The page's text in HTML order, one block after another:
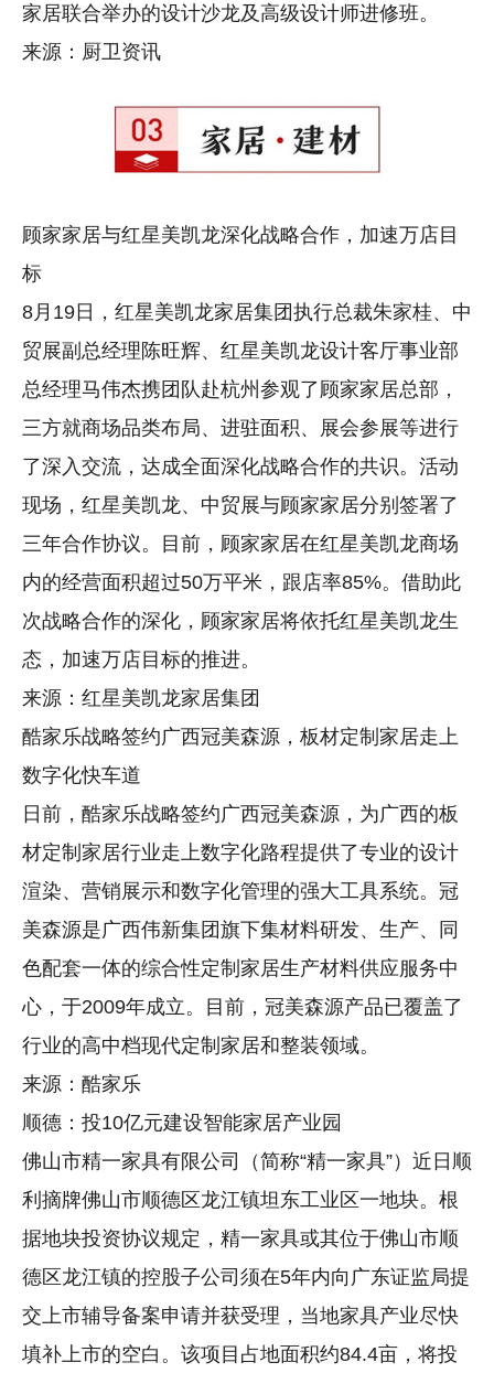
家居联合举办的设计沙龙及高级设计师进修班。
来源：厨卫资讯
顾家家居与红星美凯龙深化战略合作，加速万店目
标
8月19日，红星美凯龙家居集团执行总裁朱家桂、中
贸展副总经理陈旺辉、红星美凯龙设计客厅事业部
总经理马伟杰携团队赴杭州参观了顾家家居总部，
三方就商场品类布局、进驻面积、展会参展等进行
了深入交流，达成全面深化战略合作的共识。活动
现场，红星美凯龙、中贸展与顾家家居分别签署了
三年合作协议。目前，顾家家居在红星美凯龙商场
内的经营面积超过50万平米，跟店率85%。借助此
次战略合作的深化，顾家家居将依托红星美凯龙生
态，加速万店目标的推进。
来源：红星美凯龙家居集团
酷家乐战略签约广西冠美森源，板材定制家居走上
数字化快车道
日前，酷家乐战略签约广西冠美森源，为广西的板
材定制家居行业走上数字化路程提供了专业的设计
渲染、营销展示和数字化管理的强大工具系统。冠
美森源是广西伟新集团旗下集材料研发、生产、同
色配套一体的综合性定制家居生产材料供应服务中
心，于2009年成立。目前，冠美森源产品已覆盖了
行业的高中档现代定制家居和整装领域。
来源：酷家乐
顺德：投10亿元建设智能家居产业园
佛山市精一家具有限公司（简称“精一家具”）近日顺
利摘牌佛山市顺德区龙江镇坦东工业区一地块。根
据地块投资协议规定，精一家具或其位于佛山市顺
德区龙江镇的控股子公司须在5年内向广东证监局提
交上市辅导备案申请并获受理，当地家具产业尽快
填补上市的空白。该项目占地面积约84.4亩，将投